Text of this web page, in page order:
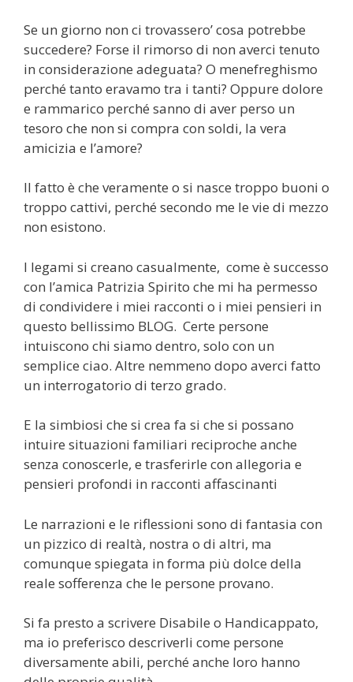
Se un giorno non ci trovassero’ cosa potrebbe
succedere? Forse il rimorso di non averci tenuto
in considerazione adeguata? O menefreghismo
perché tanto eravamo tra i tanti? Oppure dolore
e rammarico perché sanno di aver perso un
tesoro che non si compra con soldi, la vera
amicizia e l’amore?
Il fatto è che veramente o si nasce troppo buoni o
troppo cattivi, perché secondo me le vie di mezzo
non esistono.
I legami si creano casualmente, come è successo
con l’amica Patrizia Spirito che mi ha permesso
di condividere i miei racconti o i miei pensieri in
questo bellissimo BLOG. Certe persone
intuiscono chi siamo dentro, solo con un
semplice ciao. Altre nemmeno dopo averci fatto
un interrogatorio di terzo grado.
E la simbiosi che si crea fa si che si possano
intuire situazioni familiari reciproche anche
senza conoscerle, e trasferirle con allegoria e
pensieri profondi in racconti affascinanti
Le narrazioni e le riflessioni sono di fantasia con
un pizzico di realtà, nostra o di altri, ma
comunque spiegata in forma più dolce della
reale sofferenza che le persone provano.
Si fa presto a scrivere Disabile o Handicappato,
ma io preferisco descriverli come persone
diversamente abili, perché anche loro hanno